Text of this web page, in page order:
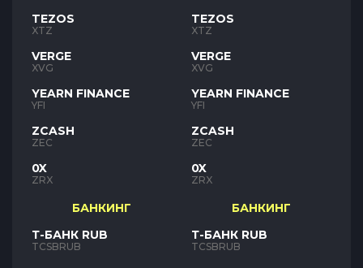
TEZOS
XTZ
VERGE
XVG
YEARN FINANCE
YFI
ZCASH
ZEC
0X
ZRX
БАНКИНГ
Т-БАНК RUB
TCSBRUB
TEZOS
XTZ
VERGE
XVG
YEARN FINANCE
YFI
ZCASH
ZEC
0X
ZRX
БАНКИНГ
Т-БАНК RUB
TCSBRUB